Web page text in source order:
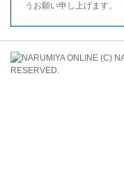
うお願い申し上げます。